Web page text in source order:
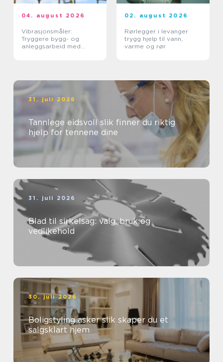
04. august 2026
Vibrasjonsmåler:
Tryggere bygg- og
anleggsarbeid med
02. august 2026
Rørlegger i levanger
trygg hjelp til vann,
varme og rør
31. juli 2026
Tannlege eidsvoll slik finner du riktig
hjelp for tennene dine
31. juli 2026
Blad til sirkelsag: valg, bruk og
vedlikehold
30. juli 2026
Boligstyling asker slik skaper du et
salgsklart hjem